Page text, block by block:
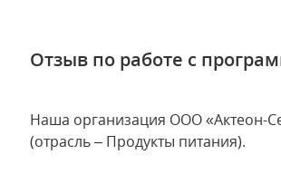
Отзыв по работе с
Наша организация ООО «Актеон-
(отрасль – Продукты питания).